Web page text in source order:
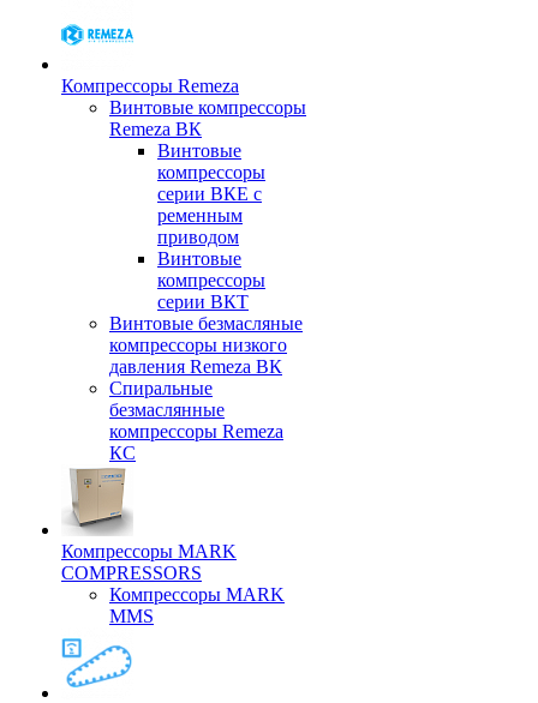
Компрессоры Remeza
Винтовые компрессоры
Remeza ВК
Винтовые
компрессоры
серии ВКЕ с
ременным
приводом
Винтовые
компрессоры
серии ВКТ
Винтовые безмасляные
компрессоры низкого
давления Remeza ВК
Спиральные
безмаслянные
компрессоры Remeza
КС
Компрессоры MARK
COMPRESSORS
Компрессоры MARK
MMS